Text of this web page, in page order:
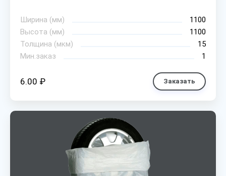
Ширина (мм)
1100
Высота (мм)
1100
Толщина (мкм)
15
Мин.заказ
1
6.00 ₽ Заказать